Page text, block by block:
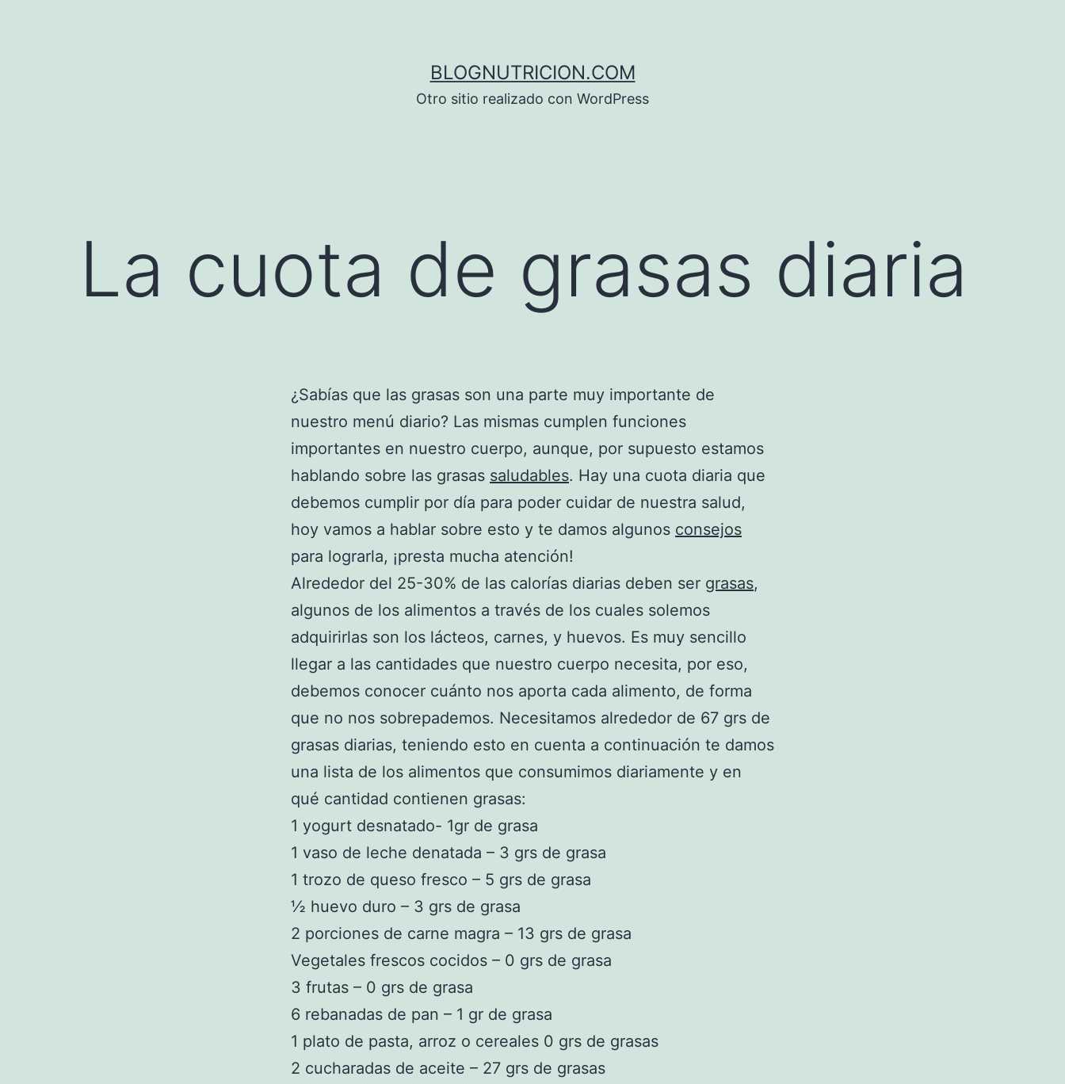
BLOGNUTRICION.COM
Otro sitio realizado con WordPress
La cuota de grasas diaria
¿Sabías que las grasas son una parte muy importante de
nuestro menú diario? Las mismas cumplen funciones
importantes en nuestro cuerpo, aunque, por supuesto estamos
hablando sobre las grasas saludables. Hay una cuota diaria que
debemos cumplir por día para poder cuidar de nuestra salud,
hoy vamos a hablar sobre esto y te damos algunos consejos
para lograrla, ¡presta mucha atención!
Alrededor del 25-30% de las calorías diarias deben ser grasas,
algunos de los alimentos a través de los cuales solemos
adquirirlas son los lácteos, carnes, y huevos. Es muy sencillo
llegar a las cantidades que nuestro cuerpo necesita, por eso,
debemos conocer cuánto nos aporta cada alimento, de forma
que no nos sobrepademos. Necesitamos alrededor de 67 grs de
grasas diarias, teniendo esto en cuenta a continuación te damos
una lista de los alimentos que consumimos diariamente y en
qué cantidad contienen grasas:
1 yogurt desnatado- 1gr de grasa
1 vaso de leche denatada – 3 grs de grasa
1 trozo de queso fresco – 5 grs de grasa
½ huevo duro – 3 grs de grasa
2 porciones de carne magra – 13 grs de grasa
Vegetales frescos cocidos – 0 grs de grasa
3 frutas – 0 grs de grasa
6 rebanadas de pan – 1 gr de grasa
1 plato de pasta, arroz o cereales 0 grs de grasas
2 cucharadas de aceite – 27 grs de grasas